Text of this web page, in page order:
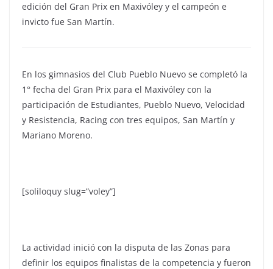
edición del Gran Prix en Maxivóley y el campeón e
invicto fue San Martín.
En los gimnasios del Club Pueblo Nuevo se completó la
1° fecha del Gran Prix para el Maxivóley con la
participación de Estudiantes, Pueblo Nuevo, Velocidad
y Resistencia, Racing con tres equipos, San Martín y
Mariano Moreno.
[soliloquy slug=”voley”]
La actividad inició con la disputa de las Zonas para
definir los equipos finalistas de la competencia y fueron